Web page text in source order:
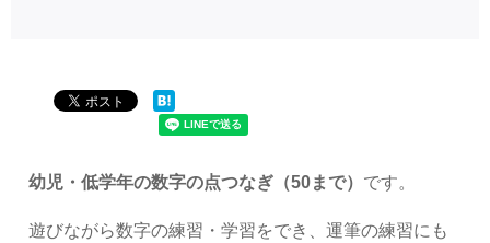
幼児・低学年の数字の点つなぎ（50まで） です。
遊びながら数字の練習・学習をでき、運筆の練習にも